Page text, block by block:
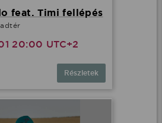
feat. Timi fellépés
20:00 UTC+2
Részletek